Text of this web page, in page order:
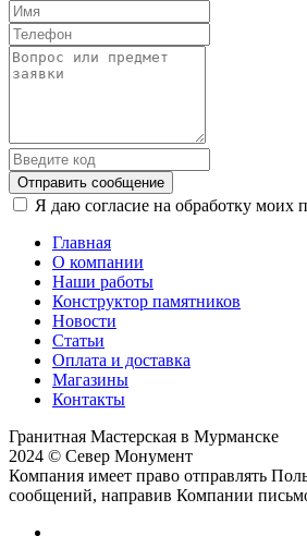
Отправить сообщение
Я даю согласие на обработку моих
Главная
О компании
Наши работы
Конструктор памятников
Новости
Статьи
Оплата и доставка
Магазины
Контакты
Гранитная Мастерская в Мурманске
2024 © Север Монумент
Компания имеет право отправлять
сообщений, направив Компании